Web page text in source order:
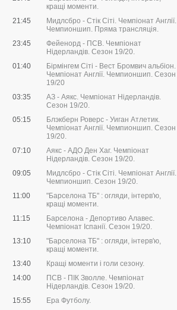
кращі моменти.
21:45
Мидлсбро - Стік Сіті. Чемпіонат Англії.
Чемпионшип. Пряма трансляція.
23:45
Фейенорд - ПСВ. Чемпіонат
Нідерландів. Сезон 19/20.
01:40
Бірмінгем Сіті - Вест Бромвич альбіон.
Чемпіонат Англії. Чемпионшип. Сезон
19/20
03:35
АЗ - Аякс. Чемпіонат Нідерландів.
Сезон 19/20.
05:15
Блэкберн Роверс - Уиган Атлетик.
Чемпіонат Англії. Чемпионшип. Сезон
19/20.
07:10
Аякс - АДО Ден Хаг. Чемпіонат
Нідерландів. Сезон 19/20.
09:05
Мидлсбро - Стік Сіті. Чемпіонат Англії.
Чемпионшип. Сезон 19/20.
11:00
"Барселона ТБ" : огляди, інтерв'ю,
кращі моменти.
11:15
Барселона - Депортиво Алавес.
Чемпіонат Іспанії. Сезон 19/20.
13:10
"Барселона ТБ" : огляди, інтерв'ю,
кращі моменти.
13:40
Кращі моменти і голи сезону.
14:00
ПСВ - ПІК Зволле. Чемпіонат
Нідерландів. Сезон 19/20.
15:55
Ера Футболу.